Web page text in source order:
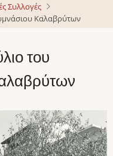
Συλλογές
Καλαβρύτων
του